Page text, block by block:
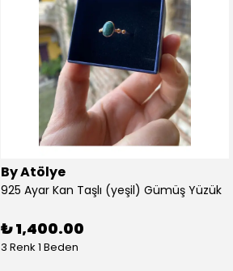
By Atölye
925 Ayar Kan Taşlı (yeşil) Gümüş Yüzük
₺ 1,400.00
3 Renk 1 Beden